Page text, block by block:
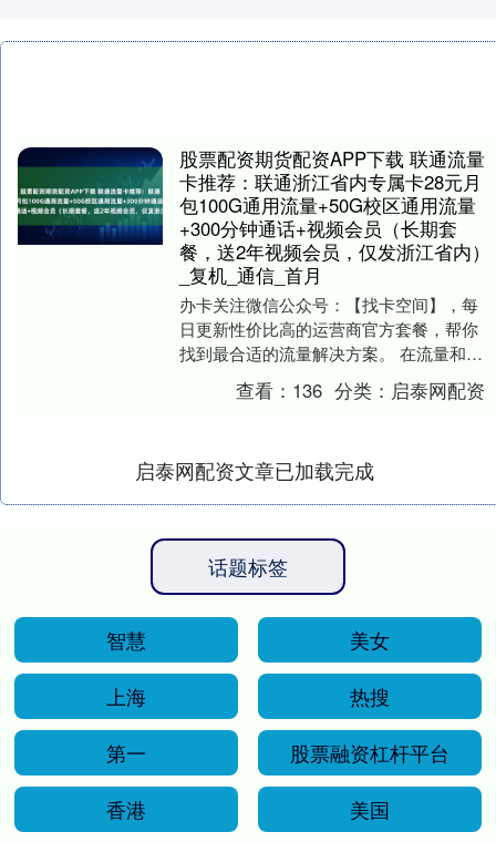
股票配资期货配资APP下载 联通流量
卡推荐：联通浙江省内专属卡28元月
包100G通用流量+50G校区通用流量
+300分钟通话+视频会员（长期套
餐，送2年视频会员，仅发浙江省内）
_复机_通信_首月
办卡关注微信公众号：【找卡空间】，每
日更新性价比高的运营商官方套餐，帮你
找到最合适的流量解决方案。 在流量和通
话需求日益增长的今天，还在为高昂的通
信费用发愁？浙....
查看： 136 分类： 启泰网配资
启泰网配资文章已加载完成
话题标签
智慧
美女
上海
热搜
第一
股票融资杠杆平台
香港
美国